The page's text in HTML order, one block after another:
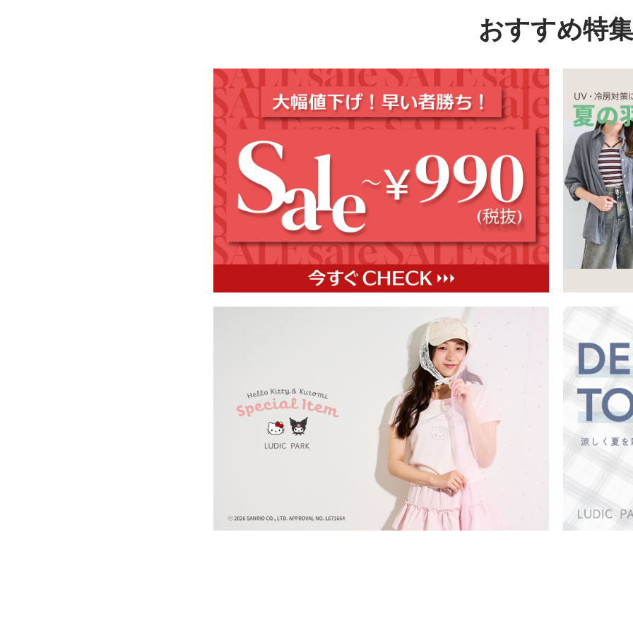
おすすめ特集